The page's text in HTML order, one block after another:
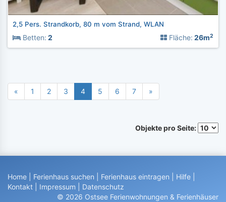
2,5 Pers. Strandkorb, 80 m vom Strand, WLAN
Betten: 2 Fläche: 26m2
« 1 2 3 4 5 6 7 »
Objekte pro Seite:
Home Ferienhaus suchen Ferienhaus eintragen Hilfe
Kontakt
Impressum
Datenschutz
© 2026 Ostsee Ferienwohnungen & Ferienhäuser